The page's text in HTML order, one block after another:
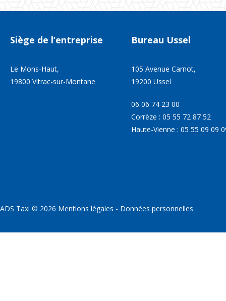
Siège de l’entreprise
Le Mons-Haut,
19800 Vitrac-sur-Montane
Bureau Ussel
105 Avenue Carnot,
19200 Ussel
06 06 74 23 00
Corrèze : 05 55 72 87 52
Haute-Vienne : 05 55 09 09
ADS Taxi © 2026 Mentions légales - Données personnelles